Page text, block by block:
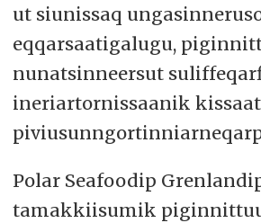
ut siunissaq
eqqarsaatigalugu,
nunatsinneersut
ineriartornissaanik
Polar Seafoodip
tamakkiisumik